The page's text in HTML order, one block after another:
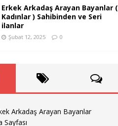
Erkek Arkadaş Arayan Bayanlar (
Kadınlar ) Sahibinden ve Seri
ilanlar
Şubat 12, 2025 0
Arkadaş Arayan Bayanlar
Sayfası